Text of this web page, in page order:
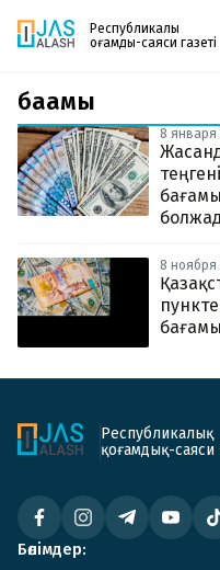
Республикалық
қоғамдық-саяси газеті
Жаңалықтар
Спорт
Live
Руханият
Аймақ
Архив
Редакциямен байланыс
+7 708 604 51 06
+7 701 220 64 52
Газетке жазылу
PDF форматтағы
поштаңызға алып
шыққан сәтте сізге
бағамы
8 января
8 ноября
Республикалық
қоғамдық-саяси
Бөлімдер: